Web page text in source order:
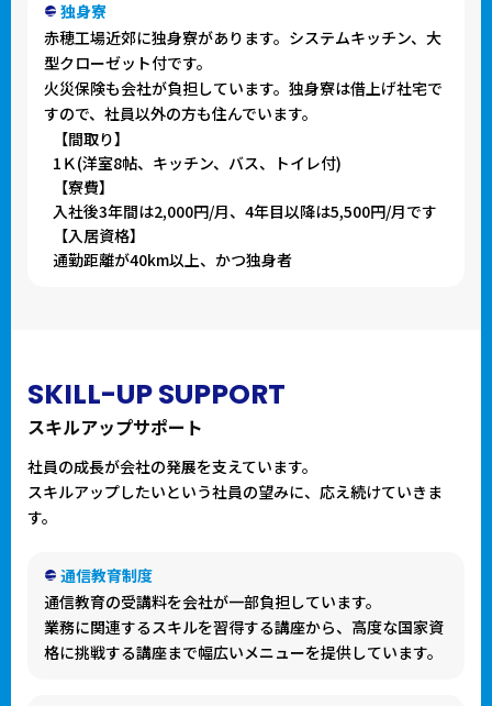
独身寮
赤穂工場近郊に独身寮があります。システムキッチン、大
型クローゼット付です。
火災保険も会社が負担しています。独身寮は借上げ社宅で
すので、社員以外の方も住んでいます。
【間取り】
1Ｋ(洋室8帖、キッチン、バス、トイレ付)
【寮費】
入社後3年間は2,000円/月、4年目以降は5,500円/月です
【入居資格】
通勤距離が40km以上、かつ独身者
SKILL-UP SUPPORT
スキルアップサポート
社員の成長が会社の発展を支えています。
スキルアップしたいという社員の望みに、応え続けていきま
す。
通信教育制度
通信教育の受講料を会社が一部負担しています。
業務に関連するスキルを習得する講座から、高度な国家資
格に挑戦する講座まで幅広いメニューを提供しています。